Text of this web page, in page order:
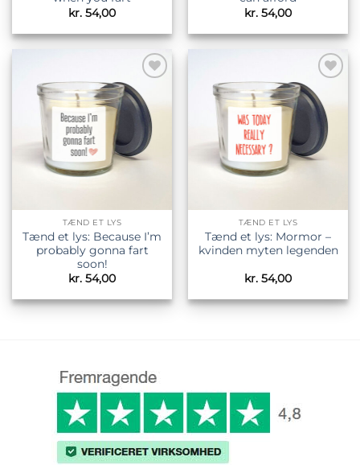
kr. 54,00
kr. 54,00
Tilføj til
ønskeliste
TÆND ET LYS
Tænd et lys: Because I’m
probably gonna fart
soon!
kr. 54,00
Tilføj til
ønskeliste
TÆND ET LYS
Tænd et lys: Mormor –
kvinden myten legenden
kr. 54,00